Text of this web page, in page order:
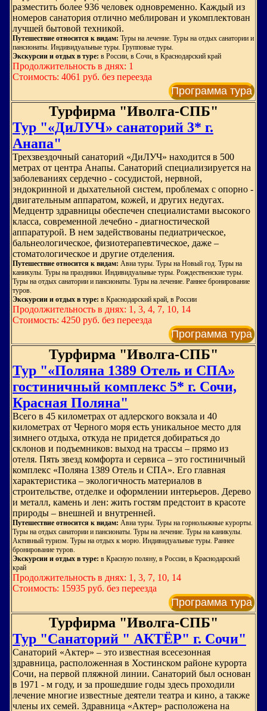
разместить более 936 человек одновременно. Каждый из
номеров санатория отлично меблирован и укомплектован
лучшей бытовой техникой.
Путешествие относится к видам: Туры на лечение. Туры на отдых санатории и
пансионаты. Индивидуальные туры. Групповые туры.
Экскурсии и отдых в туре: в России, в Сочи, в Краснодарский край
Продолжительность в днях: 1
Стоимость: 4061 руб. без переезда
Программа тура
Турфирма "Иволга-СПБ"
Тур "«ДиЛУЧ» санаторий 3* г.
Анапа"
Трехзвездочный санаторий «ДиЛУЧ» находится в 500
метрах от центра Анапы. Санаторий специализируется на
заболеваниях сердечно - сосудистой, нервной,
эндокринной и дыхательной систем, проблемах с опорно -
двигательным аппаратом, кожей, и других недугах.
Медцентр здравницы обеспечен специалистами высокого
класса, современной лечебно - диагностической
аппаратурой. В нем задействованы педиатрическое,
бальнеологическое, физиотерапевтическое, даже –
стоматологическое и другие отделения.
Путешествие относится к видам: Авиа туры. Туры на Новый год. Туры на
каникулы. Туры на праздники. Индивидуальные туры. Рождественские туры.
Туры на отдых санатории и пансионаты. Туры на лечение. Раннее бронирование
туров.
Экскурсии и отдых в туре: в Краснодарский край, в России
Продолжительность в днях: 1, 3, 4, 7, 10, 14
Стоимость: 4250 руб. без переезда
Программа тура
Турфирма "Иволга-СПБ"
Тур "«Поляна 1389 Отель и СПА»
гостиничный комплекс 5* г. Сочи,
Красная Поляна"
Всего в 45 километрах от адлерского вокзала и 40
километрах от Черного моря есть уникальное место для
зимнего отдыха, откуда не придется добираться до
склонов и подъемников: выход на трассы – прямо из
отеля. Пять звезд комфорта и сервиса – это гостиничный
комплекс «Поляна 1389 Отель и СПА». Его главная
характеристика – экологичность материалов в
строительстве, отделке и оформлении интерьеров. Дерево
и металл, камень и лен: жить гостям предстоит в красоте
природы – внешней и внутренней.
Путешествие относится к видам: Авиа туры. Туры на горнолыжные курорты.
Туры на отдых санатории и пансионаты. Туры на лечение. Туры на каникулы.
Активный туризм. Туры на отдых к морю. Индивидуальные туры. Раннее
бронирование туров.
Экскурсии и отдых в туре: в Красную поляну, в России, в Краснодарский
край
Продолжительность в днях: 1, 3, 7, 10, 14
Стоимость: 15935 руб. без переезда
Программа тура
Турфирма "Иволга-СПБ"
Тур "Санаторий " АКТЁР" г. Сочи"
Санаторий «Актер» ‒ это известная всесезонная
здравница, расположенная в Хостинском районе курорта
Сочи, на первой пляжной линии. Санаторий был основан
в 1971 - м году, и за прошедшие годы здесь проходили
лечение многие известные деятели театра и кино, а также
члены их семей. Здравница «Актер» расположена на